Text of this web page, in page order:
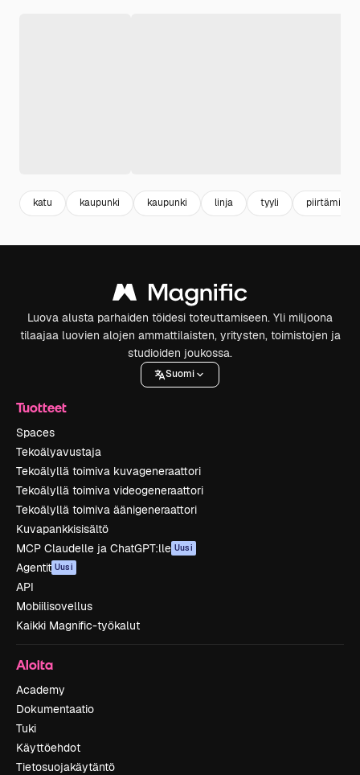
katu kaupunki kaupunki linja tyyli piirtäminen
Luova alusta parhaiden töidesi toteuttamiseen. Yli miljoona
tilaajaa luovien alojen ammattilaisten, yritysten, toimistojen ja
studioiden joukossa.
Suomi
Tuotteet
Spaces
Tekoälyavustaja
Tekoälyllä toimiva kuvageneraattori
Tekoälyllä toimiva videogeneraattori
Tekoälyllä toimiva äänigeneraattori
Kuvapankkisisältö
MCP Claudelle ja ChatGPT:lle Uusi
Agentit Uusi
API
Mobiilisovellus
Kaikki Magnific-työkalut
Aloita
Academy
Dokumentaatio
Tuki
Käyttöehdot
Tietosuojakäytäntö